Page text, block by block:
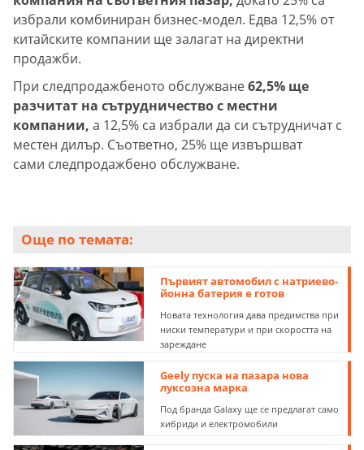
избрали комбиниран бизнес-модел. Едва 12,5% от
китайските компании ще залагат на директни
продажби.
При следпродажбеното обслужване62,5% ще
разчитат на сътрудничество с местни
компании, а 12,5% са избрали да си сътрудничат с
местен дилър. Съответно, 25% ще извършват
сами следпродажбено обслужване.
Още по темата:
Първият автомобил с натриево-
йонна батерия е готов
Новата технология дава предимства при
ниски температури и при скоростта на
зареждане
Geely пуска на пазара нова
луксозна марка
Под бранда Galaxy ще се предлагат само
хибриди и електромобили